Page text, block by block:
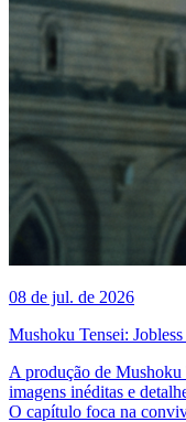
08 de jul. de 2026
Mushoku Tensei:
A produção de
imagens inéditas e
O capítulo foca na